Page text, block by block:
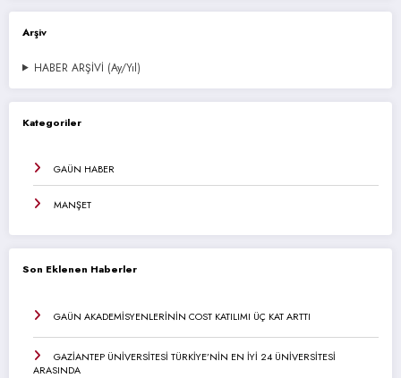
Arşiv
HABER ARŞİVİ (Ay/Yıl)
Kategoriler
GAÜN HABER
MANŞET
Son Eklenen Haberler
GAÜN AKADEMİSYENLERİNİN COST KATILIMI ÜÇ KAT ARTTI
GAZİANTEP ÜNİVERSİTESİ TÜRKİYE’NİN EN İYİ 24 ÜNİVERSİTESİ
ARASINDA